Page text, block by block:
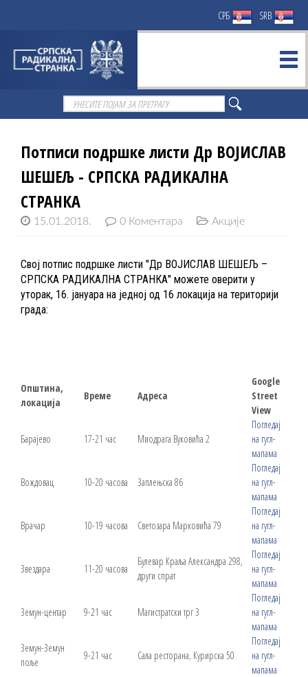
СРБ SRB
Потписи подршке листи Др ВОЈИСЛАВ
ШЕШЕЉ - СРПСКА РАДИКАЛНА
СТРАНКА
15.01.2018. 0 Коментара Акције
Свој потпис подршке листи "Др ВОЈИСЛАВ ШЕШЕЉ –
СРПСКА РАДИКАЛНА СТРАНКА" можете оверити у
уторак, 16. јануара на једној од 16 локација на територији
града:
Општина,
локација
Време Адреса
Google
Street
View
Барајево 17-21 час Миодрага Вуковића 2
Погледај
на гугл-
мапама
Вождовац 10-20 часова Заплењска 86
Погледај
на гугл-
мапама
Врачар 10-19 часова Светозара Марковића 79
Погледај
на гугл-
мапама
Звездара 11-20 часова
Булевар Краља Александра 298,
други спрат
Погледај
на гугл-
мапама
Земун-центар 9-21 час Магистратски трг 3
Погледај
на гугл-
мапама
Земун-Земун
поље
9-21 час Сала ресторана, Курирска 50
Погледај
на гугл-
мапама